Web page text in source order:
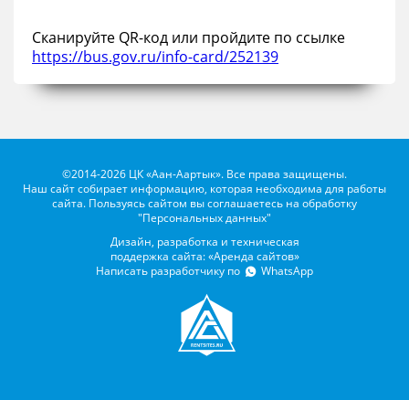
Сканируйте QR-код или пройдите по ссылке
https://bus.gov.ru/info-card/252139
©2014-2026 ЦК «Аан-Аартык». Все права защищены.
Наш сайт собирает информацию, которая необходима для работы
сайта. Пользуясь сайтом вы соглашаетесь на обработку
"Персональных данных"
Дизайн, разработка и техническая
поддержка сайта: «Аренда сайтов»
Написать разработчику по
WhatsApp